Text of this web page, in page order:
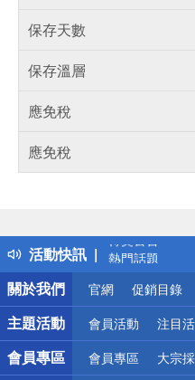
保存天數
保存溫層
應免稅
應免稅
活動快訊
得獎公告
熱門話題
銀行優惠
偏遠地區配送
詐騙網頁！請
關於我們
官網 促銷目錄
主題活動 會員活動 注目
會員專區 會員專區 大宗